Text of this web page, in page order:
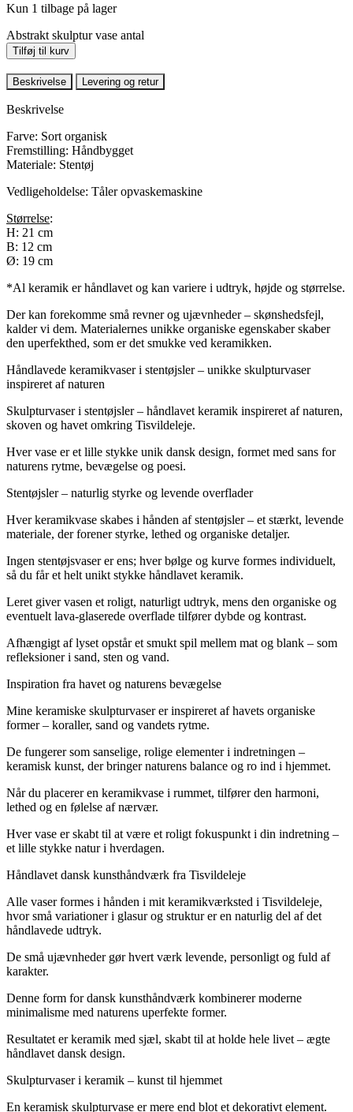
Kun 1 tilbage på lager
Abstrakt skulptur vase antal
Tilføj til kurv
Beskrivelse Levering og retur
Beskrivelse
Farve: Sort organisk
Fremstilling: Håndbygget
Materiale: Stentøj
Vedligeholdelse: Tåler opvaskemaskine
Størrelse:
H: 21 cm
B: 12 cm
Ø: 19 cm
*Al keramik er håndlavet og kan variere i udtryk, højde og størrelse.
Der kan forekomme små revner og ujævnheder – skønshedsfejl,
kalder vi dem. Materialernes unikke organiske egenskaber skaber
den uperfekthed, som er det smukke ved keramikken.
Håndlavede keramikvaser i stentøjsler – unikke skulpturvaser
inspireret af naturen
Skulpturvaser i stentøjsler – håndlavet keramik inspireret af naturen,
skoven og havet omkring Tisvildeleje.
Hver vase er et lille stykke unik dansk design, formet med sans for
naturens rytme, bevægelse og poesi.
Stentøjsler – naturlig styrke og levende overflader
Hver keramikvase skabes i hånden af stentøjsler – et stærkt, levende
materiale, der forener styrke, lethed og organiske detaljer.
Ingen stentøjsvaser er ens; hver bølge og kurve formes individuelt,
så du får et helt unikt stykke håndlavet keramik.
Leret giver vasen et roligt, naturligt udtryk, mens den organiske og
eventuelt lava-glaserede overflade tilfører dybde og kontrast.
Afhængigt af lyset opstår et smukt spil mellem mat og blank – som
refleksioner i sand, sten og vand.
Inspiration fra havet og naturens bevægelse
Mine keramiske skulpturvaser er inspireret af havets organiske
former – koraller, sand og vandets rytme.
De fungerer som sanselige, rolige elementer i indretningen –
keramisk kunst, der bringer naturens balance og ro ind i hjemmet.
Når du placerer en keramikvase i rummet, tilfører den harmoni,
lethed og en følelse af nærvær.
Hver vase er skabt til at være et roligt fokuspunkt i din indretning –
et lille stykke natur i hverdagen.
Håndlavet dansk kunsthåndværk fra Tisvildeleje
Alle vaser formes i hånden i mit keramikværksted i Tisvildeleje,
hvor små variationer i glasur og struktur er en naturlig del af det
håndlavede udtryk.
De små ujævnheder gør hvert værk levende, personligt og fuld af
karakter.
Denne form for dansk kunsthåndværk kombinerer moderne
minimalisme med naturens uperfekte former.
Resultatet er keramik med sjæl, skabt til at holde hele livet – ægte
håndlavet dansk design.
Skulpturvaser i keramik – kunst til hjemmet
En keramisk skulpturvase er mere end blot et dekorativt element.